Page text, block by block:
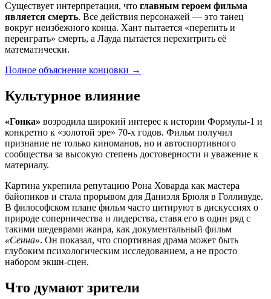
Существует интерпретация, что главным героем фильма
является смерть. Все действия персонажей — это танец
вокруг неизбежного конца. Хант пытается «перепить и
переиграть» смерть, а Лауда пытается перехитрить её
математически.
Полное объяснение концовки →
Культурное влияние
«Гонка» возродила широкий интерес к истории Формулы-1 и
конкретно к «золотой эре» 70-х годов. Фильм получил
признание не только киноманов, но и автоспортивного
сообщества за высокую степень достоверности и уважение к
материалу.
Картина укрепила репутацию Рона Ховарда как мастера
байопиков и стала прорывом для Даниэля Брюля в Голливуде.
В философском плане фильм часто цитируют в дискуссиях о
природе соперничества и лидерства, ставя его в один ряд с
такими шедеврами жанра, как документальный фильм
«Сенна». Он показал, что спортивная драма может быть
глубоким психологическим исследованием, а не просто
набором экшн-сцен.
Что думают зрители